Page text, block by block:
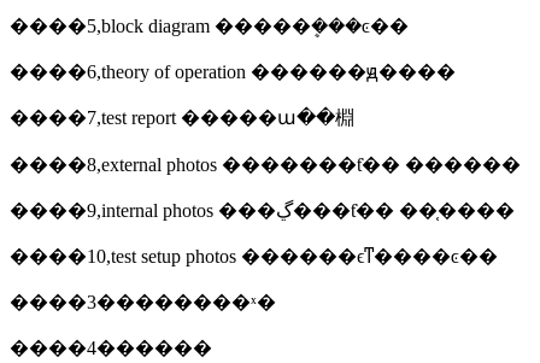
����5,block diagram �����ܷ���ͼ��
����6,theory of operation ������ԭ����
����7,test report �����ա��棩
����8,external photos �������ƭ�� ������
����9,internal photos ���ڲ���ƭ�� ��֤����
����10,test setup photos ������ϵͳ����ͼ��
����3��������ˣ�
����4������